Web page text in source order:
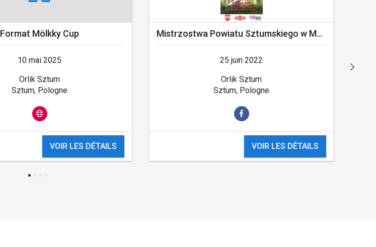
Format Mölkky Cup
10 mai 2025
Orlik Sztum
Sztum, Pologne
VOIR LES DÉTAILS
Mistrzostwa Powiatu Sztumskiego w Mölkky
25 juin 2022
Orlik Sztum
Sztum, Pologne
VOIR LES DÉTAILS